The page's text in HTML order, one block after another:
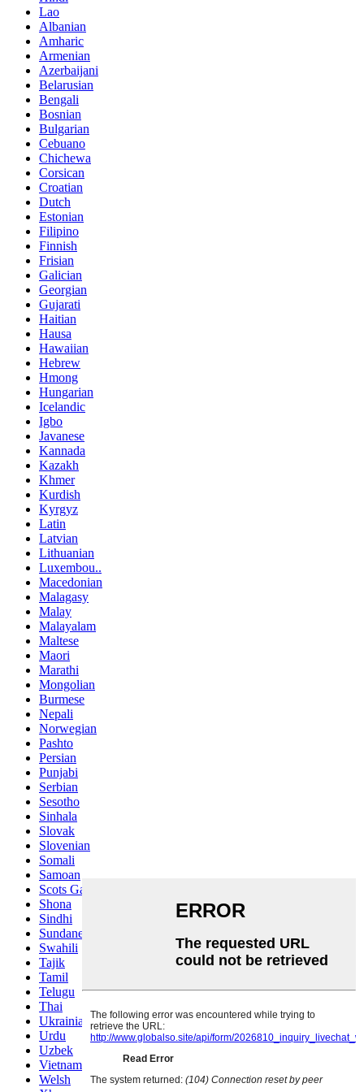
Lao
Albanian
Amharic
Armenian
Azerbaijani
Belarusian
Bengali
Bosnian
Bulgarian
Cebuano
Chichewa
Corsican
Croatian
Dutch
Estonian
Filipino
Finnish
Frisian
Galician
Georgian
Gujarati
Haitian
Hausa
Hawaiian
Hebrew
Hmong
Hungarian
Icelandic
Igbo
Javanese
Kannada
Kazakh
Khmer
Kurdish
Kyrgyz
Latin
Latvian
Lithuanian
Luxembou..
Macedonian
Malagasy
Malay
Malayalam
Maltese
Maori
Marathi
Mongolian
Burmese
Nepali
Norwegian
Pashto
Persian
Punjabi
Serbian
Sesotho
Sinhala
Slovak
Slovenian
Somali
Samoan
Scots Gaelic
Shona
Sindhi
Sundanese
Swahili
Tajik
Tamil
Telugu
Thai
Ukrainian
Urdu
Uzbek
Vietnamese
Welsh